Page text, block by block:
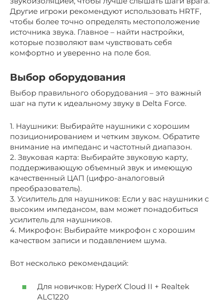
Другие игроки рекомендуют использовать HRTF,
чтобы более точно определять местоположение
источника звука. Главное – найти настройки,
которые позволяют вам чувствовать себя
комфортно и уверенно на поле боя.
Выбор оборудования
Выбор правильного оборудования – это важный
шаг на пути к идеальному звуку в Delta Force.
1. Наушники: Выбирайте наушники с хорошим
позиционированием и четким звуком. Обратите
внимание на импеданс и частотный диапазон.
2. Звуковая карта: Выбирайте звуковую карту,
поддерживающую объемный звук и имеющую
качественный ЦАП (цифро-аналоговый
преобразователь).
3. Усилитель для наушников: Если у вас наушники с
высоким импедансом, вам может понадобиться
усилитель для наушников.
4. Микрофон: Выбирайте микрофон с хорошим
качеством записи и подавлением шума.
Вот несколько рекомендаций:
Для новичков: HyperX Cloud II + Realtek
ALC1220